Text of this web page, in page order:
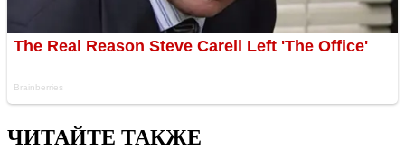
ЧИТАЙТЕ ТАКЖЕ